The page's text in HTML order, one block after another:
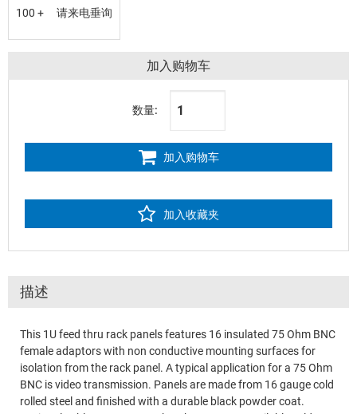
100 + 请来电垂询
加入购物车
数量:
加入购物车
加入收藏夹
描述
This 1U feed thru rack panels features 16 insulated 75 Ohm BNC
female adaptors with non conductive mounting surfaces for
isolation from the rack panel. A typical application for a 75 Ohm
BNC is video transmission. Panels are made from 16 gauge cold
rolled steel and finished with a durable black powder coat.